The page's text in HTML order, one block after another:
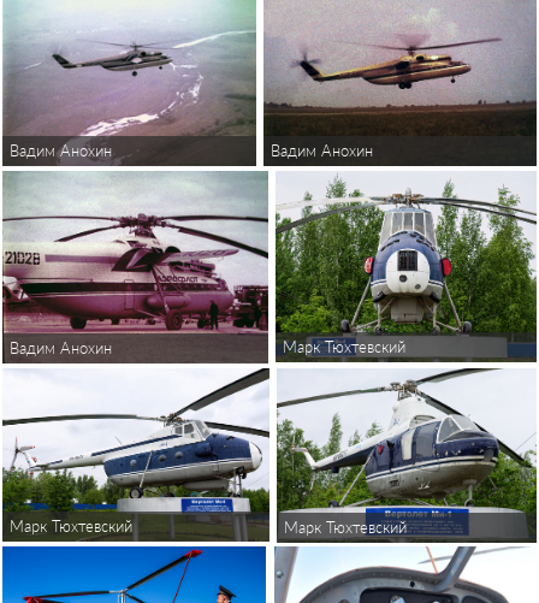
Вадим Анохин Вадим Анохин
Вадим Анохин Марк Тюхтевский
Марк Тюхтевский Марк Тюхтевский